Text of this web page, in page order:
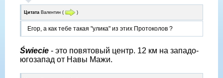
Цитата Валентин ( )
Егор, а как тебе такая "улика" из этих Протоколов ?
Świecie - это повятовый центр. 12 км на западо-
югозапад от Навы Мажи.